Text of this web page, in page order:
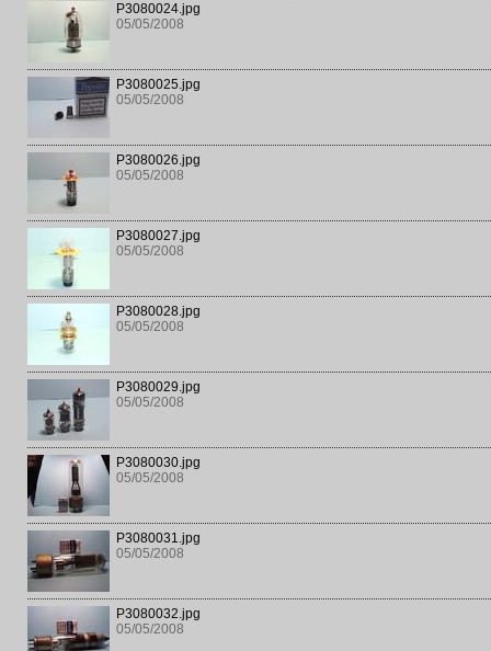
P3080024.jpg
05/05/2008
P3080025.jpg
05/05/2008
P3080026.jpg
05/05/2008
P3080027.jpg
05/05/2008
P3080028.jpg
05/05/2008
P3080029.jpg
05/05/2008
P3080030.jpg
05/05/2008
P3080031.jpg
05/05/2008
P3080032.jpg
05/05/2008